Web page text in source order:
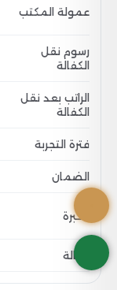
عمولة المكتب
رسوم نقل
الكفالة
الراتب بعد نقل
الكفالة
فترة التجربة
الضمان
الخبرة
الحالة